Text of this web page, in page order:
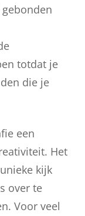
totdat je
die je
een
Het
kijk
over te
Voor veel